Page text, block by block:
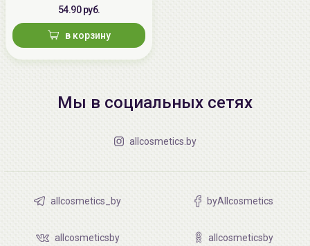
54.90 руб.
в корзину
Мы в социальных сетях
allcosmetics.by
allcosmetics_by byAllcosmetics
allcosmeticsby allcosmeticsby